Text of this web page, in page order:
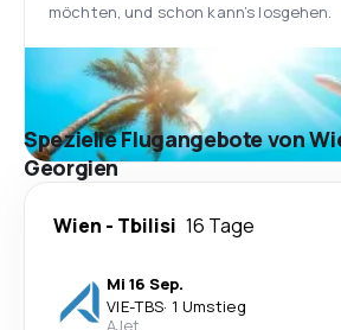
möchten, und schon kann’s losgehen.
Spezielle Flugangebote von
Georgien
Wien - Tbilisi 16 Tage
Mi 16 Sep.
VIE-TBS· 1 Umstieg
AJet